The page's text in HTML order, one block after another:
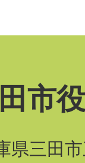
市
三田市